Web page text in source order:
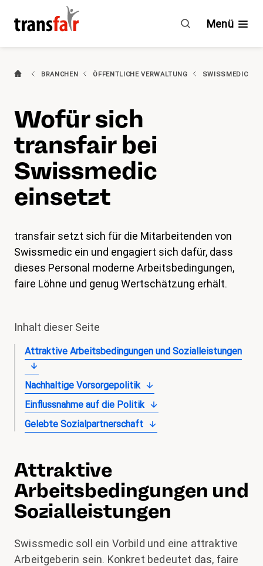
sich
bei
einsetzt
Aktuelles
Agenda
Kontakt
Familienzeit
Meine Lehre. Meine Rechte
Mitglied werden
Branchen(aktiv)
Engagement
Über transfair
Mitgliedervorteile
Menü
BRANCHEN ÖFFENTLICHE VERWALTUNG SWISSMEDIC
Wofür sich
transfair bei
Swissmedic
einsetzt
transfair setzt sich für die Mitarbeitenden von
Swissmedic ein und engagiert sich dafür, dass
dieses Personal moderne Arbeitsbedingungen,
faire Löhne und genug Wertschätzung erhält.
Inhalt dieser Seite
Attraktive Arbeitsbedingungen und Sozialleistungen
Nachhaltige Vorsorgepolitik
Einflussnahme auf die Politik
Gelebte Sozialpartnerschaft
Attraktive
Arbeitsbedingungen und
Sozialleistungen
Swissmedic soll ein Vorbild und eine attraktive
Arbeitgeberin sein. Konkret bedeutet das, faire